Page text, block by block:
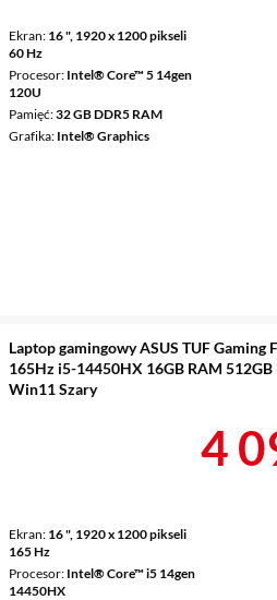
Ekran 16 ", 1920 x 1200 pikseli
60 Hz
Procesor Intel® Core™ 5 14gen
120U
Pamięć 32 GB DDR5 RAM
Grafika Intel® Graphics
Laptop gamingowy ASUS TUF
165Hz i5-14450HX 16GB RAM 512GB
Win11 Szary
Ekran 16 ", 1920 x 1200 pikseli
165 Hz
Procesor Intel® Core™ i5 14gen
14450HX
4